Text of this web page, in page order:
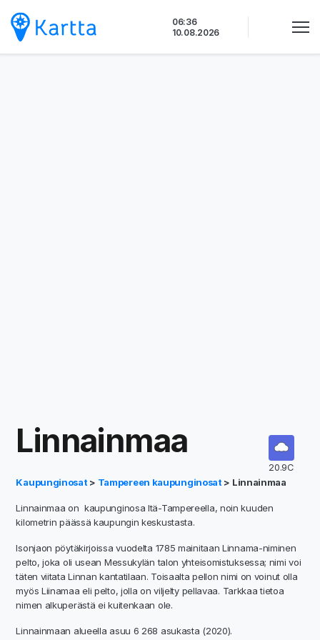
sisältöön
06:36
10.08.2026
Linnainmaa
20.9C
Kaupunginosat > Tampereen kaupunginosat > Linnainmaa
Linnainmaa on kaupunginosa Itä-Tampereella, noin kuuden
kilometrin päässä kaupungin keskustasta.
Isonjaon pöytäkirjoissa vuodelta 1785 mainitaan Linnama-niminen
pelto, joka oli usean Messukylän talon yhteisomistuksessa; nimi voi
täten viitata Linnan kantatilaan. Toisaalta pellon nimi on voinut olla
myös Liinamaa eli pelto, jolla on viljelty pellavaa. Tarkkaa tietoa
nimen alkuperästä ei kuitenkaan ole.
Linnainmaan alueella asuu 6 268 asukasta (2020).